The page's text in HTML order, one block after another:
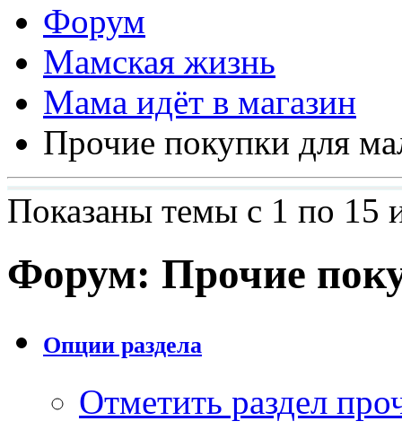
Форум
Мамская жизнь
Мама идёт в магазин
Прочие покупки для
Показаны темы с 1 по 15
Форум: Прочие
Опции раздела
Отметить раздел